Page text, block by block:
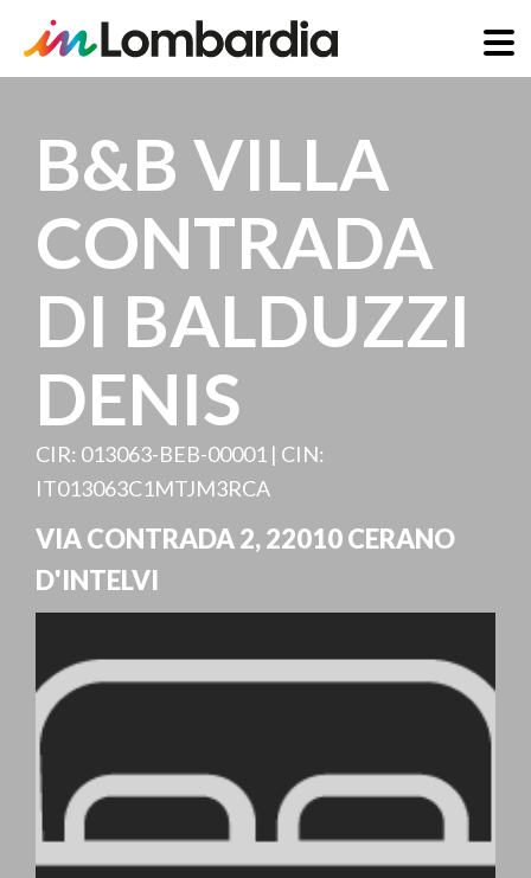
contenuto
principale
B&B VILLA
CONTRADA
DI BALDUZZI
DENIS
CIR: 013063-BEB-00001 | CIN:
IT013063C1MTJM3RCA
VIA CONTRADA 2,22010CERANO
D'INTELVI